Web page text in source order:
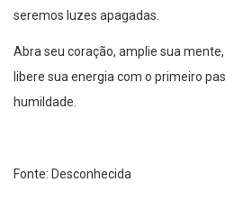
seremos luzes apagadas.
Abra seu coração, amplie sua
libere sua energia com o primeiro
humildade.
Fonte: Desconhecida